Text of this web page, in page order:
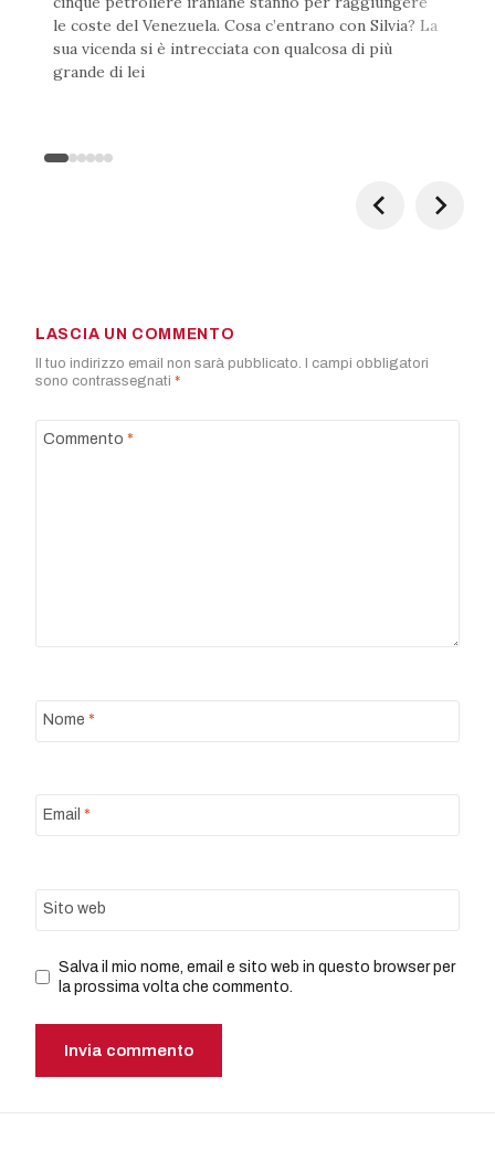
le coste del Venezuela. Cosa c’entrano con Silvia? La
sua vicenda si è intrecciata con qualcosa di più
grande di lei
LASCIA UN COMMENTO
Il tuo indirizzo email non sarà pubblicato. I campi obbligatori
sono contrassegnati *
Commento *
Nome *
Email *
Sito web
Salva il mio nome, email e sito web in questo browser per
la prossima volta che commento.